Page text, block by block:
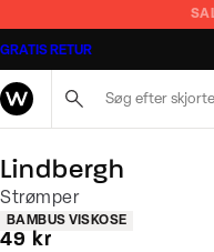
GRATIS RETUR
Lindbergh
Strømper
Produkt egenskaber
BAMBUS VISKOSE
I alt (inkl. rabat)
49 kr